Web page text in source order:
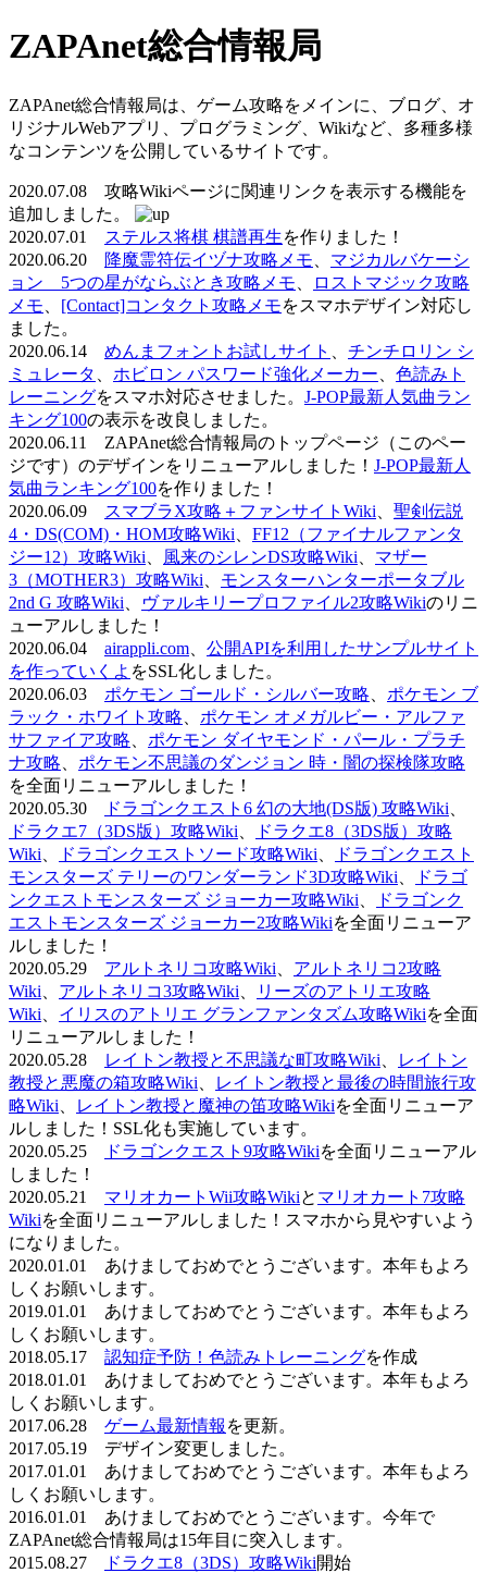
ZAPAnet総合情報局
ZAPAnet総合情報局は、ゲーム攻略をメインに、ブログ、オ
リジナルWebアプリ、プログラミング、Wikiなど、多種多様
なコンテンツを公開しているサイトです。
2020.07.08 攻略Wikiページに関連リンクを表示する機能を
追加しました。
2020.07.01
ステルス将棋 棋譜再生を作りました！
2020.06.20
降魔霊符伝イヅナ攻略メモ
マジカルバケーシ
ョン 5つの星がならぶとき攻略メモ
ロストマジック攻略
メモ
[Contact]コンタクト攻略メモをスマホデザイン対応し
ました。
2020.06.14 めんまフォントお試しサイト
チンチロリン シ
ミュレータ
ホビロン パスワード強化メーカー
色読みト
レーニングをスマホ対応させました。 J-POP最新人気曲ラン
キング100の表示を改良しました。
2020.06.11 ZAPAnet総合情報局のトップページ（このペー
ジです）のデザインをリニューアルしました！ J-POP最新人
気曲ランキング100を作りました！
2020.06.09
スマブラX攻略＋ファンサイトWiki
聖剣伝説
4・DS(COM)・HOM攻略Wiki
FF12（ファイナルファンタ
ジー12）攻略Wiki
風来のシレンDS攻略Wiki
マザー
3（MOTHER3）攻略Wiki
モンスターハンターポータブル
2nd G 攻略Wiki
ヴァルキリープロファイル2攻略Wikiのリニ
ューアルしました！
2020.06.04 airappli.com
公開APIを利用したサンプルサイト
を作っていくよ をSSL化しました。
2020.06.03 ポケモン ゴールド・シルバー攻略
ポケモン ブ
ラック・ホワイト攻略
ポケモン オメガルビー・アルファ
サファイア攻略
ポケモン ダイヤモンド・パール・プラチ
ナ攻略
ポケモン不思議のダンジョン 時・闇の探検隊攻略
を全面リニューアルしました！
2020.05.30
ドラゴンクエスト6 幻の大地(DS版) 攻略Wiki
ドラクエ7（3DS版）攻略Wiki
ドラクエ8（3DS版）攻略
Wiki
ドラゴンクエストソード攻略Wiki
ドラゴンクエスト
モンスターズ テリーのワンダーランド3D攻略Wiki
ドラゴ
ンクエストモンスターズ ジョーカー攻略Wiki
ドラゴンク
エストモンスターズ ジョーカー2攻略Wikiを全面リニューア
ルしました！
2020.05.29 アルトネリコ攻略Wiki
アルトネリコ2攻略
Wiki
アルトネリコ3攻略Wiki
リーズのアトリエ攻略
Wiki
イリスのアトリエ グランファンタズム攻略Wikiを全面
リニューアルしました！
2020.05.28
レイトン教授と不思議な町攻略Wiki
レイトン
教授と悪魔の箱攻略Wiki
レイトン教授と最後の時間旅行攻
略Wiki
レイトン教授と魔神の笛攻略Wikiを全面リニューア
ルしました！SSL化も実施しています。
2020.05.25
ドラゴンクエスト9攻略Wikiを全面リニューアル
しました！
2020.05.21 マリオカートWii攻略Wikiと マリオカート7攻略
Wikiを全面リニューアルしました！スマホから見やすいよう
になりました。
2020.01.01 あけましておめでとうございます。本年もよろ
しくお願いします。
2019.01.01 あけましておめでとうございます。本年もよろ
しくお願いします。
2018.05.17 認知症予防！色読みトレーニングを作成
2018.01.01 あけましておめでとうございます。本年もよろ
しくお願いします。
2017.06.28 ゲーム最新情報 を更新。
2017.05.19 デザイン変更しました。
2017.01.01 あけましておめでとうございます。本年もよろ
しくお願いします。
2016.01.01 あけましておめでとうございます。今年で
ZAPAnet総合情報局は15年目に突入します。
2015.08.27
ドラクエ8（3DS）攻略Wiki開始